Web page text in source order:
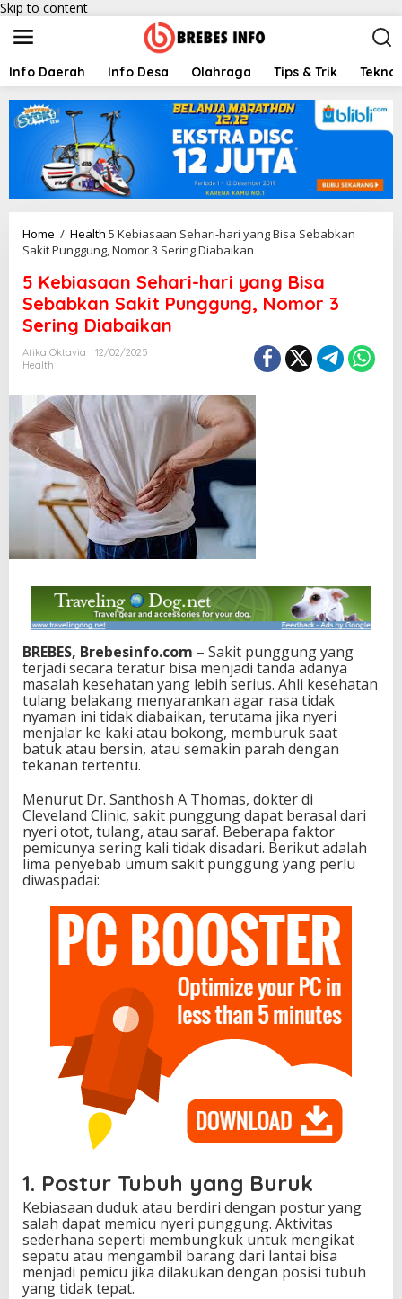
Skip to content
Info Daerah Info Desa Olahraga Tips & Trik
Home / Health 5 Kebiasaan Sehari-hari yang Bisa Sebabkan
Sakit Punggung, Nomor 3 Sering Diabaikan
5 Kebiasaan Sehari-hari yang Bisa
Sebabkan Sakit Punggung, Nomor 3
Sering Diabaikan
Atika Oktavia
12/02/2025
Health
BREBES, Brebesinfo.com – Sakit punggung yang
terjadi secara teratur bisa menjadi tanda adanya
masalah kesehatan yang lebih serius. Ahli kesehatan
tulang belakang menyarankan agar rasa tidak
nyaman ini tidak diabaikan, terutama jika nyeri
menjalar ke kaki atau bokong, memburuk saat
batuk atau bersin, atau semakin parah dengan
tekanan tertentu.
Menurut Dr. Santhosh A Thomas, dokter di
Cleveland Clinic, sakit punggung dapat berasal dari
nyeri otot, tulang, atau saraf. Beberapa faktor
pemicunya sering kali tidak disadari. Berikut adalah
lima penyebab umum sakit punggung yang perlu
diwaspadai:
1. Postur Tubuh yang Buruk
Kebiasaan duduk atau berdiri dengan postur yang
salah dapat memicu nyeri punggung. Aktivitas
sederhana seperti membungkuk untuk mengikat
sepatu atau mengambil barang dari lantai bisa
menjadi pemicu jika dilakukan dengan posisi tubuh
yang tidak tepat.